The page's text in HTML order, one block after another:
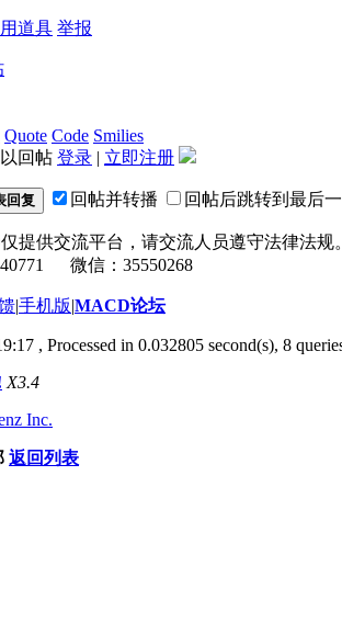
道具 举报
Quote Code Smilies
回帖 登录 | 立即注册
回复 回帖并转播 回帖后跳转到最后
提供交流平台，请交流人员遵守法律法规
微信：35550268
|手机版|MACD论坛
, Processed in 0.032805 second(s), 8
X3.4
Inc.
返回列表